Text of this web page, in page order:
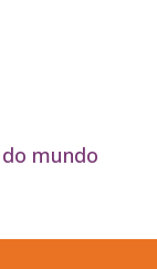
mundo